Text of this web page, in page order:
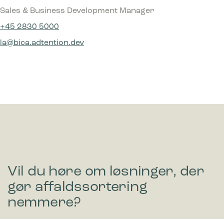
Sales & Business Development Manager
+45 2830 5000
la@bica.adtention.dev
Vil du høre om løsninger, der
gør affaldssortering
nemmere?